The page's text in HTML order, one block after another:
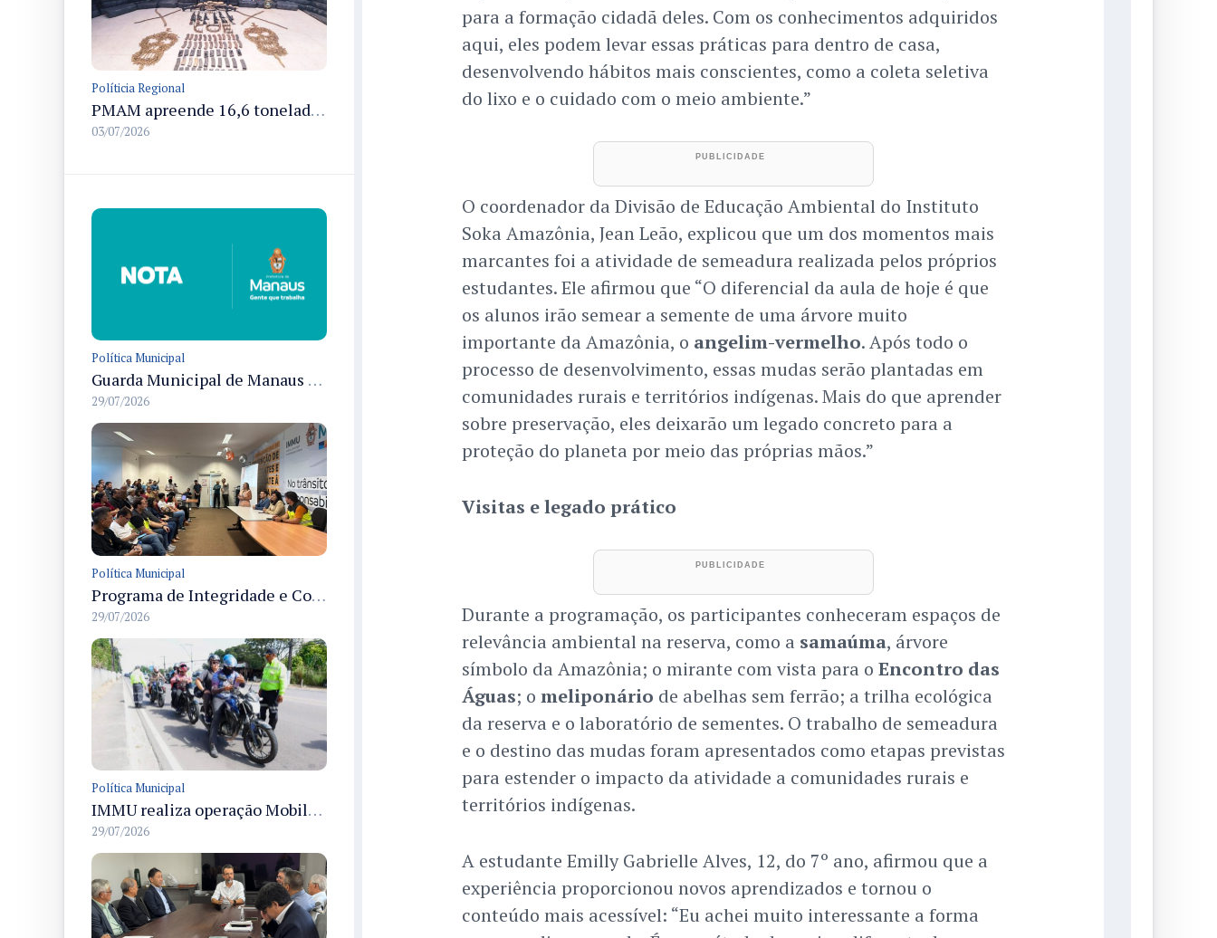
Políticia Regional
PMAM apreende 16,6 toneladas de entorpecentes e registra aumento nas prisões em flagrante e nas capturas de foragidos no primeiro semestre de 2026
03/07/2026
Política Municipal
Guarda Municipal de Manaus realiza prisões por tráfico e cumpre mandado durante ações nas zonas Centro-Sul e Norte
29/07/2026
Política Municipal
Programa de Integridade e Compliance é apresentado no IMMU da Prefeitura de Manaus durante reunião técnica
29/07/2026
Política Municipal
IMMU realiza operação Mobilidade Segura em Manaus e aborda 105 veículos na manhã de 29/7
29/07/2026
para a formação cidadã deles. Com os conhecimentos adquiridos
aqui, eles podem levar essas práticas para dentro de casa,
desenvolvendo hábitos mais conscientes, como a coleta seletiva
do lixo e o cuidado com o meio ambiente.”
O coordenador da Divisão de Educação Ambiental do Instituto
Soka Amazônia, Jean Leão, explicou que um dos momentos mais
marcantes foi a atividade de semeadura realizada pelos próprios
estudantes. Ele afirmou que “O diferencial da aula de hoje é que
os alunos irão semear a semente de uma árvore muito
importante da Amazônia, o angelim-vermelho. Após todo o
processo de desenvolvimento, essas mudas serão plantadas em
comunidades rurais e territórios indígenas. Mais do que aprender
sobre preservação, eles deixarão um legado concreto para a
proteção do planeta por meio das próprias mãos.”
Visitas e legado prático
Durante a programação, os participantes conheceram espaços de
relevância ambiental na reserva, como a samaúma, árvore
símbolo da Amazônia; o mirante com vista para o Encontro das
Águas; o meliponário de abelhas sem ferrão; a trilha ecológica
da reserva e o laboratório de sementes. O trabalho de semeadura
e o destino das mudas foram apresentados como etapas previstas
para estender o impacto da atividade a comunidades rurais e
territórios indígenas.
A estudante Emilly Gabrielle Alves, 12, do 7º ano, afirmou que a
experiência proporcionou novos aprendizados e tornou o
conteúdo mais acessível: “Eu achei muito interessante a forma